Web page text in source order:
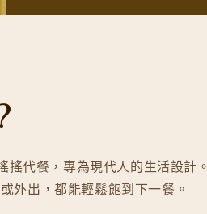
代餐，專為現代人的生活設計。
外出，都能輕鬆飽到下一餐。